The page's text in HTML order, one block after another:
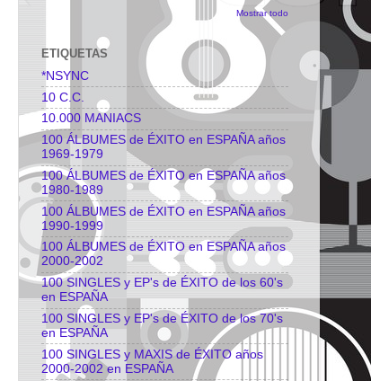
Mostrar todo
ETIQUETAS
*NSYNC
10 C.C.
10.000 MANIACS
100 ÁLBUMES de ÉXITO en ESPAÑA años
1969-1979
100 ÁLBUMES de ÉXITO en ESPAÑA años
1980-1989
100 ÁLBUMES de ÉXITO en ESPAÑA años
1990-1999
100 ÁLBUMES de ÉXITO en ESPAÑA años
2000-2002
100 SINGLES y EP's de ÉXITO de los 60's
en ESPAÑA
100 SINGLES y EP's de ÉXITO de los 70's
en ESPAÑA
100 SINGLES y MAXIS de ÉXITO años
2000-2002 en ESPAÑA